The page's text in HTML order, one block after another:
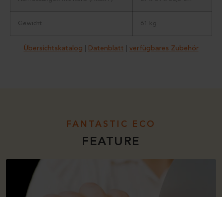
Gewicht 61 kg
Übersichtskatalog Datenblatt verfügbares Zubehör
FANTASTIC ECO
FEATURE